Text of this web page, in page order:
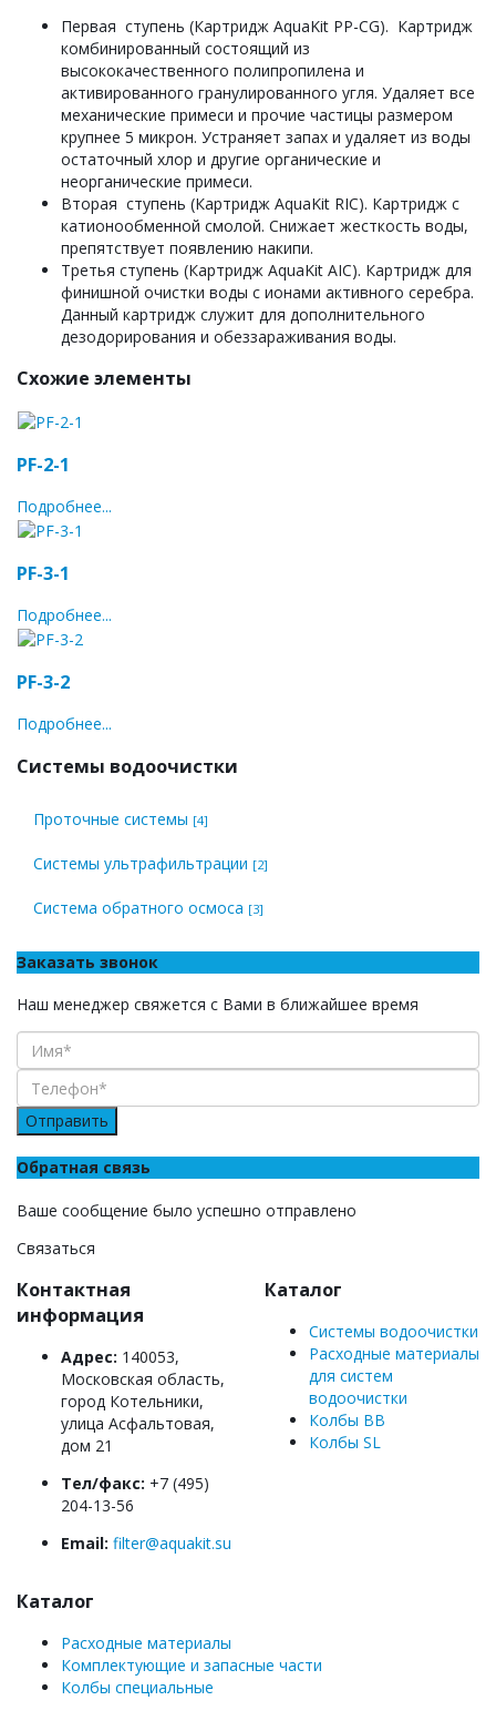
Первая ступень (Картридж AquaKit PP-CG). Картридж
комбинированный состоящий из
высококачественного полипропилена и
активированного гранулированного угля. Удаляет все
механические примеси и прочие частицы размером
крупнее 5 микрон. Устраняет запах и удаляет из воды
остаточный хлор и другие органические и
неорганические примеси.
Вторая ступень (Картридж AquaKit RIC). Картридж с
катионообменной смолой. Снижает жесткость воды,
препятствует появлению накипи.
Третья ступень (Картридж AquaKit AIC). Картридж для
финишной очистки воды с ионами активного серебра.
Данный картридж служит для дополнительного
дезодорирования и обеззараживания воды.
Схожие элементы
PF-2-1
Подробнее...
PF-3-1
Подробнее...
PF-3-2
Подробнее...
Системы водоочистки
Проточные системы [4]
Системы ультрафильтрации [2]
Система обратного осмоса [3]
Заказать звонок
Наш менеджер свяжется с Вами в ближайшее время
Отправить
Обратная связь
Ваше сообщение было успешно отправлено
Связаться
Контактная
информация
Адрес: 140053,
Московская область,
город Котельники,
улица Асфальтовая,
дом 21
Тел/факс: +7 (495)
204-13-56
Email: filter@aquakit.su
Каталог
Системы водоочистки
Расходные материалы
для систем
водоочистки
Колбы BB
Колбы SL
Каталог
Расходные материалы
Комплектующие и запасные части
Колбы специальные